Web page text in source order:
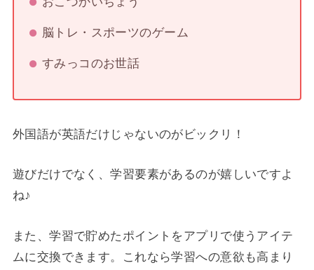
脳トレ・スポーツのゲーム
すみっコのお世話
外国語が英語だけじゃないのがビックリ！
遊びだけでなく、学習要素があるのが嬉しいですよ
ね♪
また、学習で貯めたポイントをアプリで使うアイテ
ムに交換できます。これなら学習への意欲も高まり